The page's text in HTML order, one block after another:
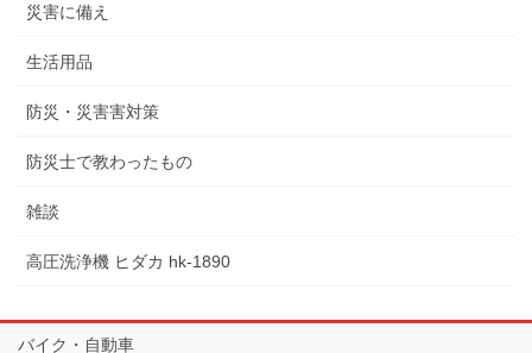
災害に備え
生活用品
防災・災害害対策
防災士で教わったもの
雑談
高圧洗浄機 ヒダカ hk-1890
バイク・自動車